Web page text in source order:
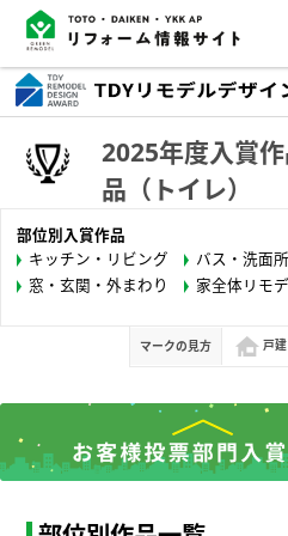
2025年度入賞
品（トイレ）
部位別入賞作品
キッチン・リビング
バス・洗面所
窓・玄関・外まわり
家全体リモ
マークの見方 戸建